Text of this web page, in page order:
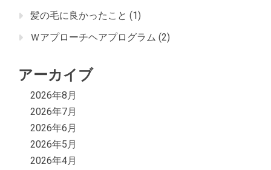
髪の毛に良かったこと (1)
Ｗアプローチヘアプログラム (2)
アーカイブ
2026年8月
2026年7月
2026年6月
2026年5月
2026年4月